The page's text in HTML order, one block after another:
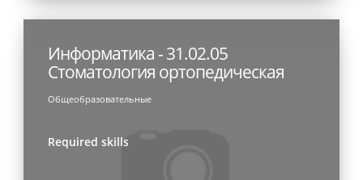
Информатика - 31.02.05
Стоматология ортопедическая
Общеобразовательные
Required skills